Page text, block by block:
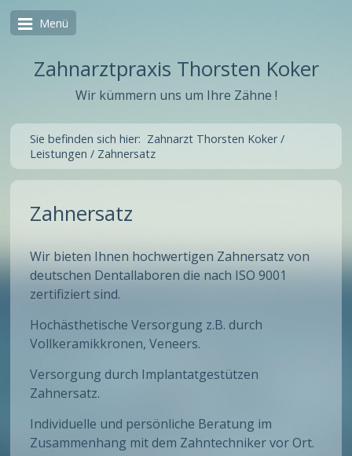
Menü
Zahnarztpraxis Thorsten Koker
Wir kümmern uns um Ihre Zähne !
Sie befinden sich hier: Zahnarzt Thorsten Koker /
Leistungen / Zahnersatz
Zahnersatz
Wir bieten Ihnen hochwertigen Zahnersatz von
deutschen Dentallaboren die nach ISO 9001
zertifiziert sind.
Hochästhetische Versorgung z.B. durch
Vollkeramikkronen, Veneers.
Versorgung durch Implantatgestützen
Zahnersatz.
Individuelle und persönliche Beratung im
Zusammenhang mit dem Zahntechniker vor Ort.